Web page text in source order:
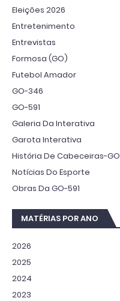
Eleições 2026
Entretenimento
Entrevistas
Formosa (GO)
Futebol Amador
GO-346
GO-591
Galeria Da Interativa
Garota Interativa
História De Cabeceiras-GO
Notícias Do Esporte
Obras Da GO-591
MATÉRIAS POR ANO
2026
2025
2024
2023